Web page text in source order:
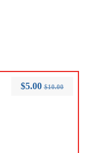
$10.00
$5.00